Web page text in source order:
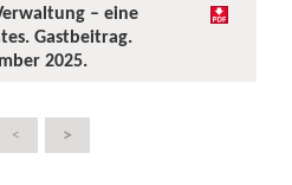
– eine
Gastbeitrag.
2025.
< >